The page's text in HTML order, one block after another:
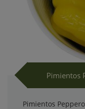
Pimientos
Pimientos